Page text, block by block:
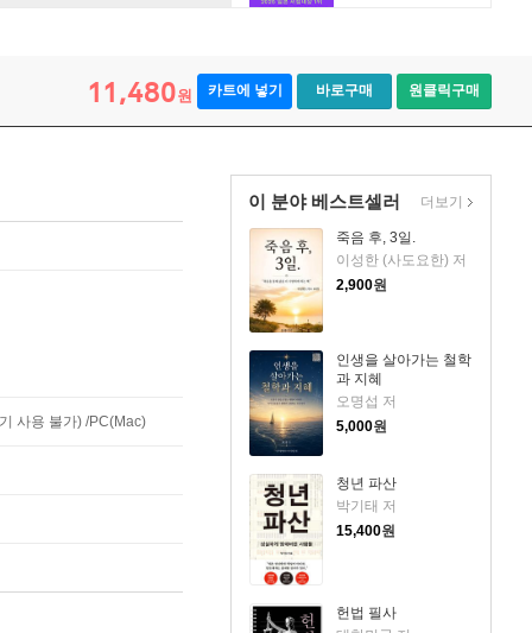
11,480원 카트에 넣기 바로구매 원클릭구매
이 분야 베스트셀러
죽음 후, 3일.
이성한 (사도요한) 저
2,900원
인생을 살아가는 철학
과 지혜
오명섭 저
5,000원
청년 파산
박기태 저
15,400원
헌법 필사
더보기
사용 불가) /PC(Mac)